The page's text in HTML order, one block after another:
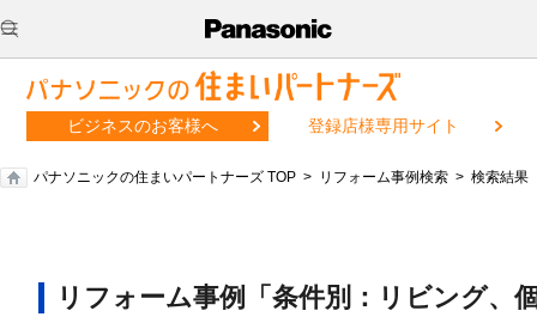
ビジネスのお客様へ 登録店様専用サイト
パナソニックの住まいパートナーズ TOP リフォーム事例検索 検索結果
リフォーム事例「条件別：リビング、